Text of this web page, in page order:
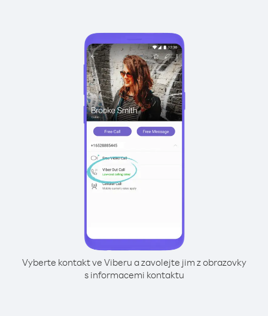
Vyberte kontakt ve Viberu a zavolejte jim z obrazovky
s informacemi kontaktu